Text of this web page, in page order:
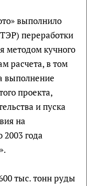
выполнило
переработки
методом кучного
расчета, в том
выполнение
проекта,
и пуска
на
года
тыс. тонн руды